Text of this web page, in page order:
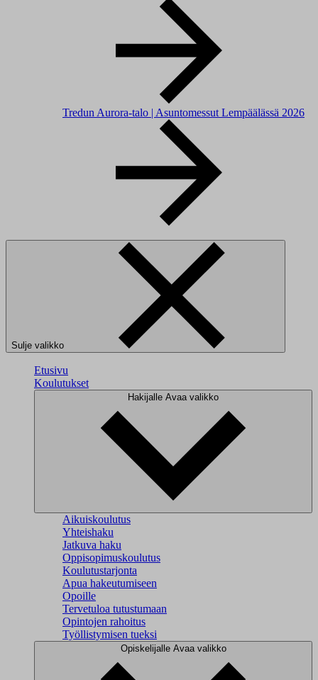
Tredun Aurora-talo | Asuntomessut Lempäälässä 2026
Sulje valikko
Etusivu
Koulutukset
Hakijalle Avaa valikko
Aikuiskoulutus
Yhteishaku
Jatkuva haku
Oppisopimuskoulutus
Koulutustarjonta
Apua hakeutumiseen
Opoille
Tervetuloa tutustumaan
Opintojen rahoitus
Työllistymisen tueksi
Opiskelijalle Avaa valikko